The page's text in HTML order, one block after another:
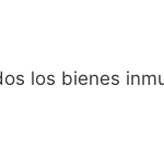
los bienes